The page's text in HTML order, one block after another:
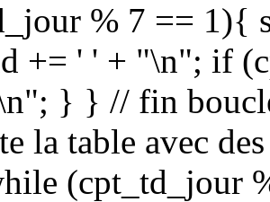
% 7 == 1){
+= ' ' + "\n"; if
} } // fin
la table avec
(cpt_td_jour